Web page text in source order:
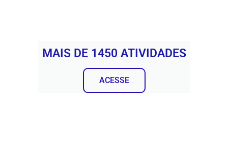
MAIS DE 1450 ATIVIDADES
ACESSE